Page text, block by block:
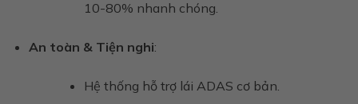
10-80% nhanh chóng.
An toàn & Tiện nghi:
Hệ thống hỗ trợ lái ADAS cơ bản.